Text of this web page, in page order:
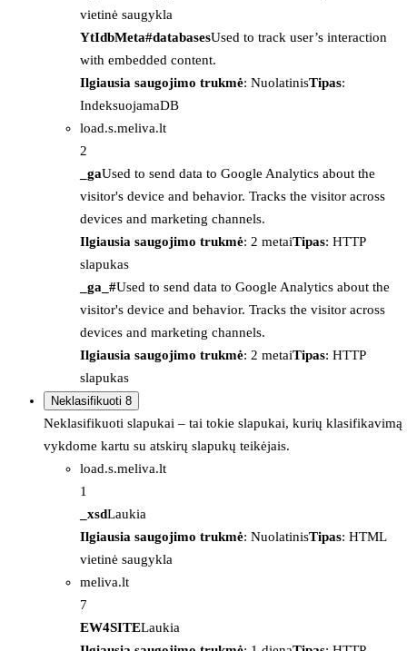
vietinė saugykla
YtIdbMeta#databasesUsed to track user’s interaction
with embedded content.
Ilgiausia saugojimo trukmė: NuolatinisTipas:
IndeksuojamaDB
load.s.meliva.lt
2
_gaUsed to send data to Google Analytics about the
visitor's device and behavior. Tracks the visitor across
devices and marketing channels.
Ilgiausia saugojimo trukmė: 2 metaiTipas: HTTP
slapukas
_ga_#Used to send data to Google Analytics about the
visitor's device and behavior. Tracks the visitor across
devices and marketing channels.
Ilgiausia saugojimo trukmė: 2 metaiTipas: HTTP
slapukas
Neklasifikuoti 8
Neklasifikuoti slapukai – tai tokie slapukai, kurių klasifikavimą
vykdome kartu su atskirų slapukų teikėjais.
load.s.meliva.lt
1
_xsdLaukia
Ilgiausia saugojimo trukmė: NuolatinisTipas: HTML
vietinė saugykla
meliva.lt
7
EW4SITELaukia